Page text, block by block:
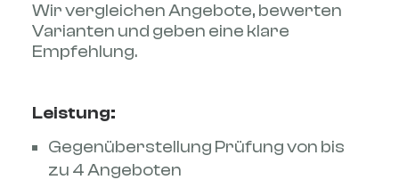
Wir vergleichen Angebote, bewerten
Varianten und geben eine klare
Empfehlung.
Leistung:
Gegenüberstellung Prüfung von bis
zu 4 Angeboten